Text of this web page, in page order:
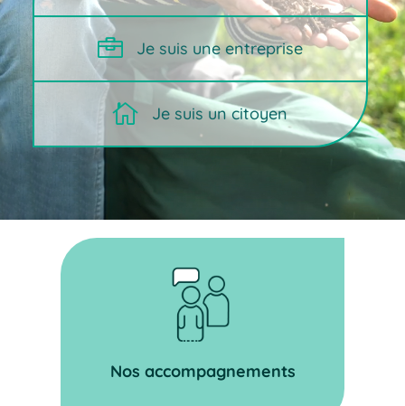
 Je suis une entreprise
 Je suis un citoyen
Nos accompagnements